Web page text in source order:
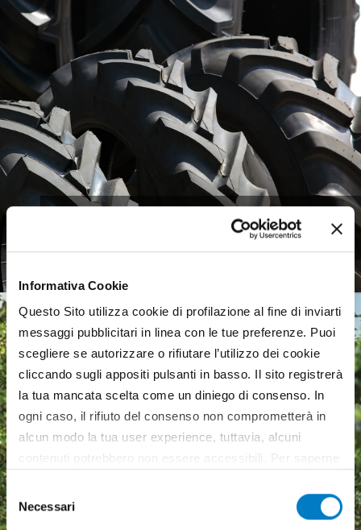
Informativa Cookie
Questo Sito utilizza cookie di profilazione al fine di inviarti
messaggi pubblicitari in linea con le tue preferenze. Puoi
scegliere se autorizzare o rifiutare l’utilizzo dei cookie
cliccando sugli appositi pulsanti in basso. Il sito registrerà
la tua mancata scelta come un diniego di consenso. In
ogni caso, il rifiuto del consenso non comprometterà in
alcun modo la tua user experience, tuttavia, alcuni
contenuti potrebbero non essere accessibili. Per saperne
all’utilizzo di tutti, o solamente di alcuni di essi, ti
Selezione
delNecessari
Pneumatici agricoli,
mercato europeo debole